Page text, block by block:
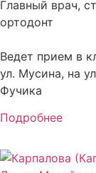
Главный врач,
ортодонт
Ведет прием в
ул. Мусина, на
Фучика
Подробнее